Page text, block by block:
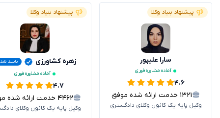
پیشنهاد بنیاد وکلا
سارا علیپور
آماده مشاوره فوری
۴.۶
۱۳۲۱ خدمت ارائه شده موفق
وکیل پایه یک کانون وکلای دادگستری
پیشنهاد بنیاد وکلا
زهره کشاورزی
تایید
آماده مشاوره فوری
۴.۷
۴۴۶۲ خدمت ارائه شده موفق
وکیل پایه یک کانون وکلای